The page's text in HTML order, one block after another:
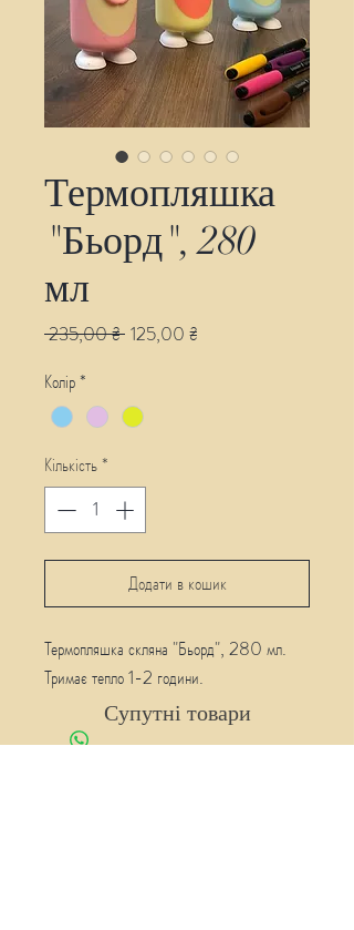
Термопляшка
"Бьорд", 280
мл
235,00 ₴ Звичайна
125,00 ₴
Колір*
Кількість *
Додати в кошик
Термопляшка скляна "Бьорд", 280 мл.
Тримає тепло 1-2 години.
Супутні товари